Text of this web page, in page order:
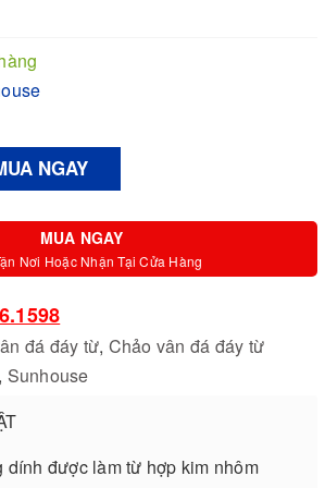
NGAY
MUA NGAY
Nơi Hoặc Nhận Tại Cửa Hàng
đá đáy từ, Chảo vân đá đáy từ
, Sunhouse
dính được làm từ hợp kim nhôm